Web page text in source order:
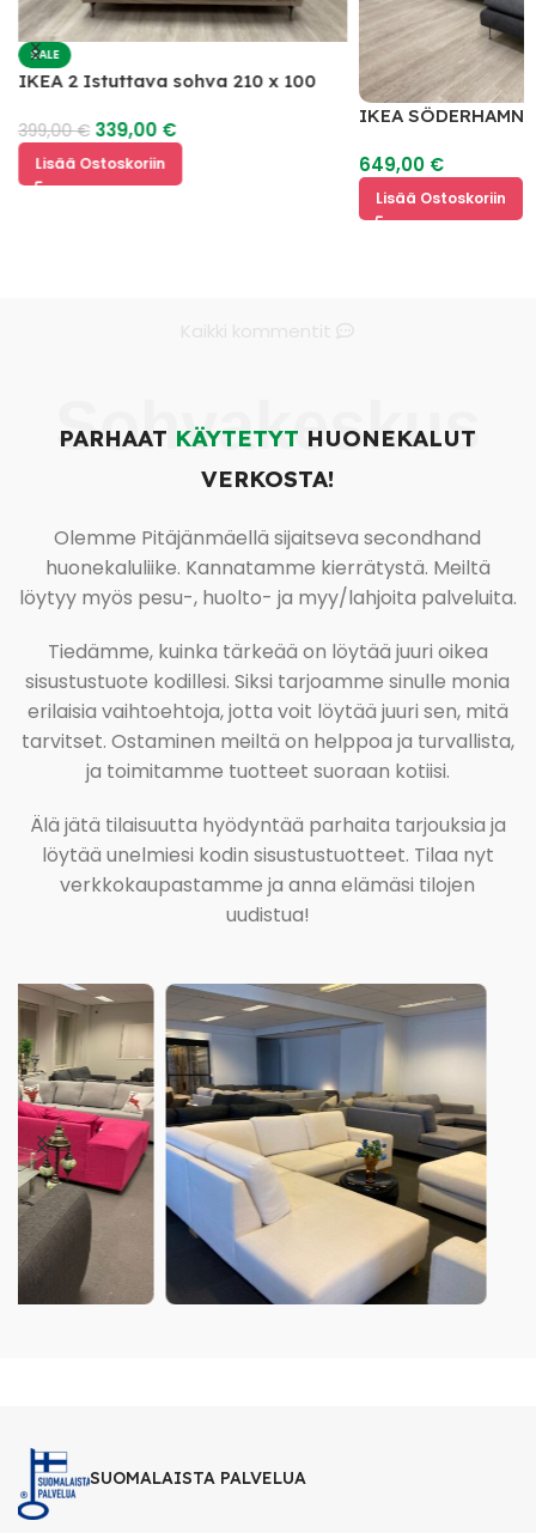
SALE
IKEA 2 Istuttava sohva 210 x 100
399,00€ 339,00 €
Lisää Ostoskoriin
IKEA
649,00 €
Lisää Ostoskoriin
Sohvakeskus
PARHAAT KÄYTETYT HUONEKALUT
VERKOSTA!
Olemme Pitäjänmäellä sijaitseva secondhand
huonekaluliike. Kannatamme kierrätystä. Meiltä
löytyy myös pesu-, huolto- ja myy/lahjoita palveluita.
Tiedämme, kuinka tärkeää on löytää juuri oikea
sisustustuote kodillesi. Siksi tarjoamme sinulle monia
erilaisia vaihtoehtoja, jotta voit löytää juuri sen, mitä
tarvitset. Ostaminen meiltä on helppoa ja turvallista,
ja toimitamme tuotteet suoraan kotiisi.
Älä jätä tilaisuutta hyödyntää parhaita tarjouksia ja
löytää unelmiesi kodin sisustustuotteet. Tilaa nyt
verkkokaupastamme ja anna elämäsi tilojen
uudistua!
SUOMALAISTA PALVELUA